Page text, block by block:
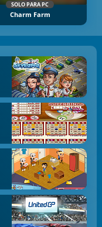
SOLO PARA PC
Charm Farm